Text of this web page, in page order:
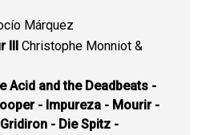
Márquez
III Christophe Monniot &
Acid and the Deadbeats -
- Impureza - Mourir -
- Die Spitz -